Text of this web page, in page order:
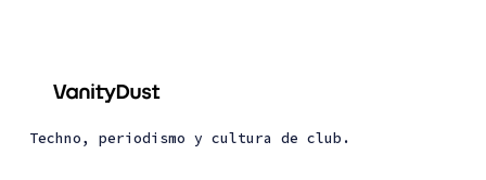
Techno, periodismo y cultura de club.